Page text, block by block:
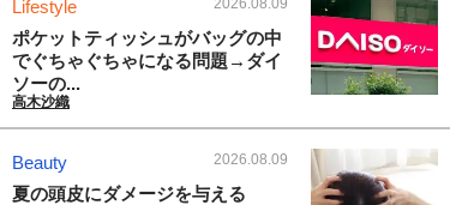
Lifestyle 2026.08.09
ポケットティッシュがバッグの中
でぐちゃぐちゃになる問題→ダイ
ソーの...
高木沙織
Beauty 2026.08.09
夏の頭皮にダメージを与える